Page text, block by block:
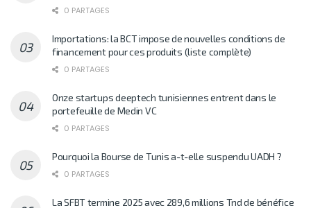
0 PARTAGES
Importations: la BCT impose de nouvelles conditions de
financement pour ces produits (liste complète)
0 PARTAGES
Onze startups deeptech tunisiennes entrent dans le
portefeuille de Medin VC
0 PARTAGES
Pourquoi la Bourse de Tunis a-t-elle suspendu UADH ?
0 PARTAGES
La SFBT termine 2025 avec 289,6 millions Tnd de bénéfice